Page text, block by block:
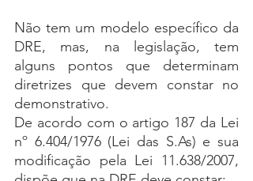
Não tem um modelo específico da
DRE, mas, na legislação, tem
alguns pontos que determinam
diretrizes que devem constar no
demonstrativo.
De acordo com o artigo 187 da Lei
nº 6.404/1976 (Lei das S.As) e sua
modificação pela Lei 11.638/2007,